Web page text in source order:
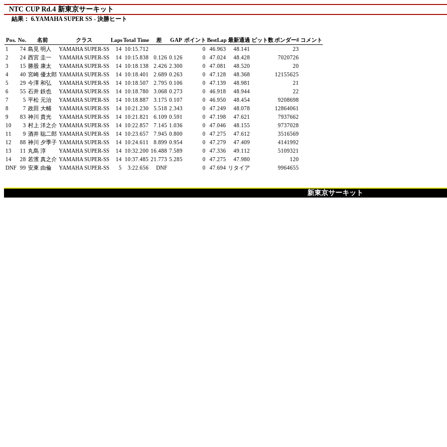
NTC CUP Rd.4 新東京サーキット
結果： 6.YAMAHA SUPER SS - 決勝ヒート
Pos. No. 名前 クラス LapsTotal Time 差 GAP ポイント BestLap 最新通過 ピット数 ポンダー# コメント
1
74 島見 明人 YAMAHA SUPER-SS 14 10:15.712 0 46.963 48.141
23
2
24 西宮 圭一 YAMAHA SUPER-SS 14 10:15.838 0.126 0.126 0 47.024 48.428
7020726
3
15 勝股 康太 YAMAHA SUPER-SS 14 10:18.138 2.426 2.300 0 47.081 48.520
20
4
40 宮崎 優太郎 YAMAHA SUPER-SS 14 10:18.401 2.689 0.263 0 47.128 48.368
12155625
5
29 今澤 和弘 YAMAHA SUPER-SS 14 10:18.507 2.795 0.106 0 47.139 48.981
21
6
55 石井 鉄也 YAMAHA SUPER-SS 14 10:18.780 3.068 0.273 0 46.918 48.944
22
7
5 平松 元治 YAMAHA SUPER-SS 14 10:18.887 3.175 0.107 0 46.950 48.454
9208698
8
7 政田 大輔 YAMAHA SUPER-SS 14 10:21.230 5.518 2.343 0 47.249 48.078
12864061
9
83 神川 貴光 YAMAHA SUPER-SS 14 10:21.821 6.109 0.591 0 47.198 47.621
7937662
10
3 村上 洋之介 YAMAHA SUPER-SS 14 10:22.857 7.145 1.036 0 47.046 48.155
9737028
11
9 酒井 聡二郎 YAMAHA SUPER-SS 14 10:23.657 7.945 0.800 0 47.275 47.612
3516569
12
88 神川 夕季子 YAMAHA SUPER-SS 14 10:24.611 8.899 0.954 0 47.279 47.409
4141992
13
11 丸島 淳 YAMAHA SUPER-SS 14 10:32.200 16.488 7.589 0 47.336 49.112
5109321
14
28 若濱 真之介 YAMAHA SUPER-SS 14 10:37.485 21.773 5.285 0 47.275 47.980
120
DNF 99 安東 由倫 YAMAHA SUPER-SS 5 3:22.656 DNF 0 47.694 リタイア 9964655
新東京サーキット